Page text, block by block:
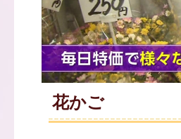
花かご